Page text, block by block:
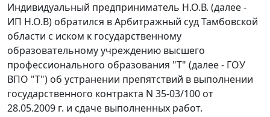
Индивидуальный предприниматель Н.О.В. (далее -
ИП Н.О.В) обратился в Арбитражный суд Тамбовской
области с иском к государственному
образовательному учреждению высшего
профессионального образования "Т" (далее - ГОУ
ВПО "Т") об устранении препятствий в выполнении
государственного контракта N 35-03/100 от
28.05.2009 г. и сдаче выполненных работ.